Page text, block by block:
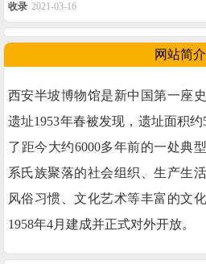
收录 2021-03-16
网站简介
西安半坡博物馆是新中国第一座
遗址1953年春被发现，遗址面积
了距今大约6000多年前的一处典
系氏族聚落的社会组织、生产生
风俗习惯、文化艺术等丰富的文
1958年4月建成并正式对外开放。